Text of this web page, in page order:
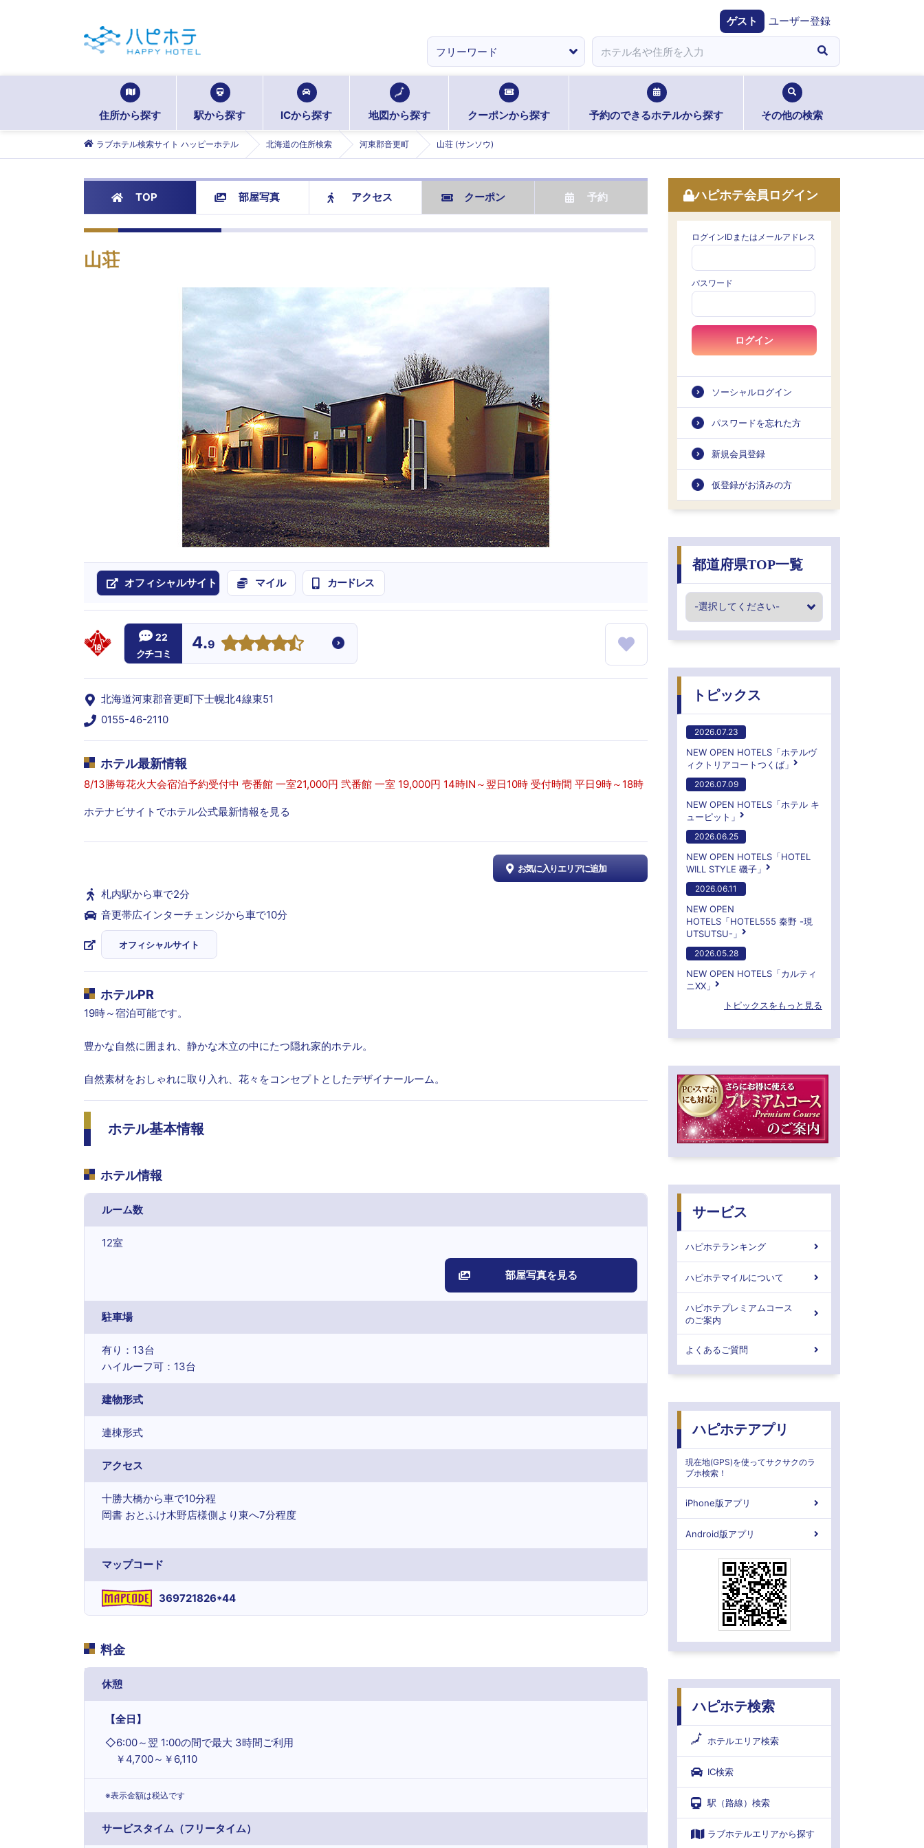
ゲスト ユーザー登録
住所から探す 駅から探す ICから探す 地図から探す クーポンから探す 予約のできるホテルから探す その他の検索
ラブホテル検索サイト ハッピーホテル 北海道の住所検索 河東郡音更町 山荘 (サンソウ)
TOP 部屋写真 アクセス クーポン 予約
山荘
オフィシャルサイト マイル カードレス
22
クチコミ
4.9
北海道河東郡音更町下士幌北4線東51
0155-46-2110
ホテル最新情報
8/13勝毎花火大会宿泊予約受付中 壱番館 一室21,000円 弐番館 一室 19,000円 14時IN～翌日10時 受付時間 平日9時～18時
ホテナビサイトでホテル公式最新情報を見る
お気に入りエリアに追加
札内駅から車で2分
音更帯広インターチェンジから車で10分
オフィシャルサイト
ホテルPR
19時～宿泊可能です。
豊かな自然に囲まれ、静かな木立の中にたつ隠れ家的ホテル。
自然素材をおしゃれに取り入れ、花々をコンセプトとしたデザイナールーム。
ホテル基本情報
ホテル情報
ルーム数
12室
部屋写真を見る
駐車場
有り：13台
ハイルーフ可：13台
建物形式
連棟形式
アクセス
十勝大橋から車で10分程
岡書 おとふけ木野店様側より東へ7分程度
マップコード
369721826*44
料金
休憩
【全日】
◇6:00～翌 1:00の間で最大 3時間ご利用
￥4,700～￥6,110
※表示金額は税込です
サービスタイム（フリータイム）
ハピホテ会員ログイン
ログインIDまたはメールアドレス
パスワード
ログイン
ソーシャルログイン
パスワードを忘れた方
新規会員登録
仮登録がお済みの方
都道府県TOP一覧
トピックス
2026.07.23
NEW OPEN HOTELS「ホテルヴ
ィクトリアコートつくば」
2026.07.09
NEW OPEN HOTELS「ホテル キ
ューピット」
2026.06.25
NEW OPEN HOTELS「HOTEL
WILL STYLE 磯子」
2026.06.11
NEW OPEN
HOTELS「HOTEL555 秦野 -現
UTSUTSU-」
2026.05.28
NEW OPEN HOTELS「カルティ
ニXX」
トピックスをもっと見る
サービス
ハピホテランキング
ハピホテマイルについて
ハピホテプレミアムコース
のご案内
よくあるご質問
ハピホテアプリ
現在地(GPS)を使ってサクサクのラ
ブホ検索！
iPhone版アプリ
Android版アプリ
ハピホテ検索
ホテルエリア検索
IC検索
駅（路線）検索
ラブホテルエリアから探す